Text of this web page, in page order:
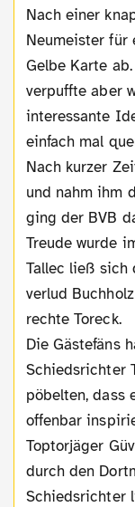
Nach einer
Neumeister für
Gelbe Karte
verpuffte aber
interessante
einfach mal
Nach kurzer
und nahm ihm
ging der BVB
Treude wurde
Tallec ließ sich
verlud
rechte Toreck.
Die Gästefäns
Schiedsrichter
pöbelten, dass
offenbar
Toptorjäger
durch den
Schiedsrichter